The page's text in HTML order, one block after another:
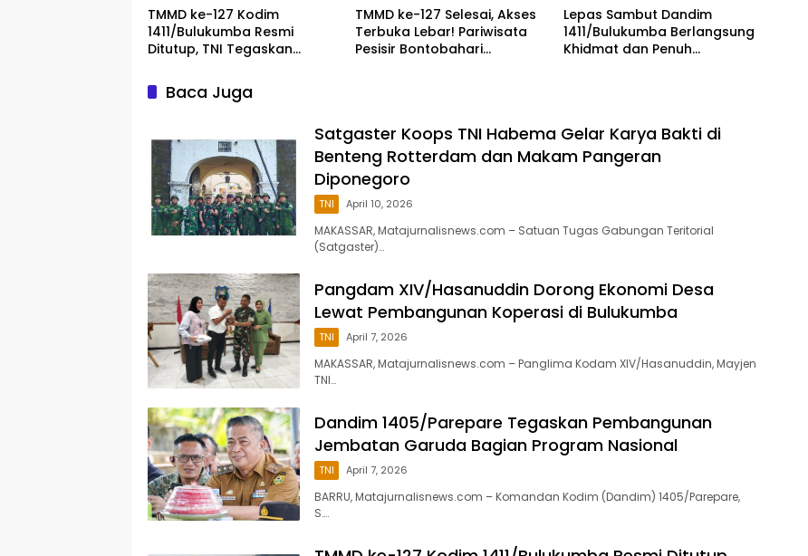
TMMD ke-127 Kodim
1411/Bulukumba Resmi
Ditutup, TNI Tegaskan
TMMD ke-127 Selesai, Akses
Terbuka Lebar! Pariwisata
Pesisir Bontobahari
Lepas Sambut Dandim
1411/Bulukumba Berlangsung
Khidmat dan Penuh
Baca Juga
Satgaster Koops TNI Habema Gelar Karya Bakti di
Benteng Rotterdam dan Makam Pangeran
Diponegoro
TNI April 10, 2026
MAKASSAR, Matajurnalisnews.com – Satuan Tugas Gabungan Teritorial
(Satgaster)…
Pangdam XIV/Hasanuddin Dorong Ekonomi Desa
Lewat Pembangunan Koperasi di Bulukumba
TNI April 7, 2026
MAKASSAR, Matajurnalisnews.com – Panglima Kodam XIV/Hasanuddin, Mayjen
TNI…
Dandim 1405/Parepare Tegaskan Pembangunan
Jembatan Garuda Bagian Program Nasional
TNI April 7, 2026
BARRU, Matajurnalisnews.com – Komandan Kodim (Dandim) 1405/Parepare,
S….